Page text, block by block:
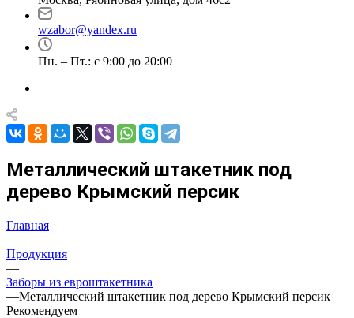
wzabor@yandex.ru
Пн. – Пт.: с 9:00 до 20:00
Металлический штакетник под
дерево Крымский персик
Главная
—
Продукция
—
Заборы из евроштакетника
—Металлический штакетник под дерево Крымский персик
Рекомендуем